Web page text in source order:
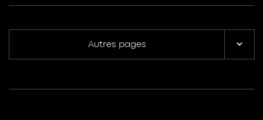
Autres pages